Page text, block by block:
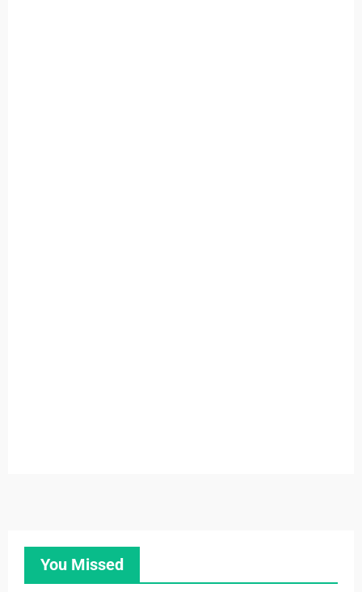
You Missed